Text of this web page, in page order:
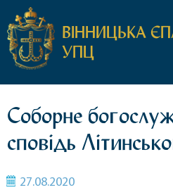
ВІННИЦЬКА
УПЦ
Соборне
сповідь
27.08.2020